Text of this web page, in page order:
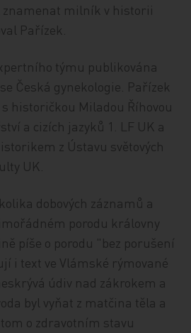
znamenat milník v historii
Pařízek.
týmu publikována
Česká gynekologie. Pařízek
historičkou Miladou Říhovou
a cizích jazyků 1. LF UK a
z Ústavu světových
UK.
dobových záznamů a
porodu královny
píše o porodu "bez porušení
i text ve Vlámské rýmované
údiv nad zákrokem a
byl vyňat z matčina těla a
o zdravotním stavu